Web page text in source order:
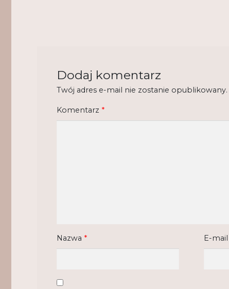
Dodaj komentarz
Twój adres e-mail nie zostanie opublikowany.
Komentarz *
Nazwa * E-mail